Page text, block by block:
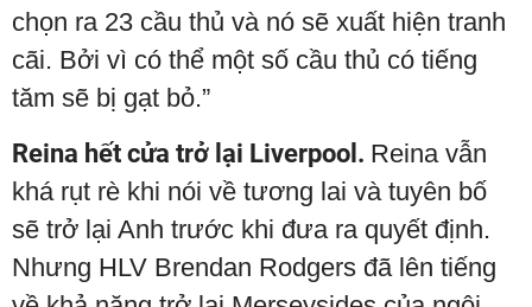
chọn ra 23 cầu thủ và nó sẽ xuất hiện tranh
cãi. Bởi vì có thể một số cầu thủ có tiếng
tăm sẽ bị gạt bỏ.”
Reina hết cửa trở lại Liverpool. Reina vẫn
khá rụt rè khi nói về tương lai và tuyên bố
sẽ trở lại Anh trước khi đưa ra quyết định.
Nhưng HLV Brendan Rodgers đã lên tiếng